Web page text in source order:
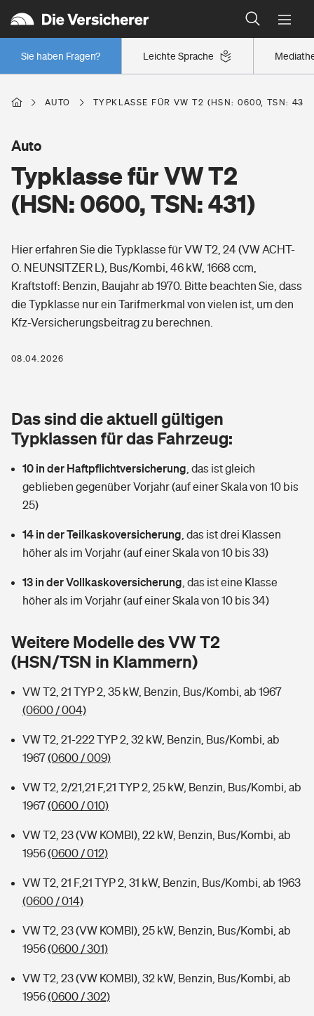
Leichte Sprache
Sie haben Fragen?
Wer versichert was: Jetzt Versicherer finden
Regionalklassen: So ist Ihre Region eingestuft
Wer versichert was: Jetzt Versicherer finden
Berufsunfähigkeitsversicherung
Erwerbsunfähigkeitsversicherung
Grundfähigkeitsversicherung
Arbeitsrechtsschutz
Berufshaftpflichtversicherung
Zur Übersicht
Tools
Wer versichert was: Jetzt Versicherer finden
Sie haben Fragen?
Wohnen
Elementarversicherung
Glasversicherung
Mietkautionsversicherung
Restkreditversicherung
Hochwasser-Check: Wie gefährdet ist Ihr Haus?
Wer versichert was: Jetzt Versicherer finden
Sie haben Fragen?
Freizeit
Pri­vate Haft­pflicht­
Kinderunfall­ver­si­che­rung
Kinderinvalidität
Hundehalter-Haftpflicht
Private Cyberversicherung
Musikinstrumentenversicherung
Zur Übersicht
Tools
Kinderunfall-Check: Mehr Sicherheit für deine Kids
Sie haben Fragen?
Gesundheit
Private Krankenversicherung
Dread-Disease-Versicherung
Tierkrankenversicherung
Zur Übersicht
Tools
Wer versichert was: Jetzt Versicherer finden
Sie haben Fragen?
Rentenrechner: Wie viel Geld bekomme ich im Alter?
AUTO TYPKLASSE FÜR VW T2 (HSN: 0600, TSN: 431)
Typklasse für VW T2
(HSN: 0600, TSN: 431)
Auto
Hier erfahren Sie die Typklasse für VW T2, 24 (VW ACHT-
O. NEUNSITZER L), Bus/Kombi, 46 kW, 1668 ccm,
Kraftstoff: Benzin, Baujahr ab 1970. Bitte beachten Sie, dass
die Typklasse nur ein Tarifmerkmal von vielen ist, um den
Kfz-Versicherungsbeitrag zu berechnen.
08.04.2026
Das sind die aktuell gültigen
Typklassen für das Fahrzeug:
10 in der Haftpflichtversicherung das ist gleich
geblieben gegenüber Vorjahr (auf einer Skala von 10 bis
25)
14 in der Teilkaskoversicherung das ist drei Klassen
höher als im Vorjahr (auf einer Skala von 10 bis 33)
13 in der Vollkaskoversicherung das ist eine Klasse
höher als im Vorjahr (auf einer Skala von 10 bis 34)
Weitere Modelle des VW T2
(HSN/TSN in Klammern)
VW T2, 21 TYP 2, 35 kW, Benzin, Bus/Kombi, ab 1967
(0600 / 004)
VW T2, 21-222 TYP 2, 32 kW, Benzin, Bus/Kombi, ab
1967(0600 / 009)
VW T2, 2/21,21 F,21 TYP 2, 25 kW, Benzin, Bus/Kombi, ab
1967(0600 / 010)
VW T2, 23 (VW KOMBI), 22 kW, Benzin, Bus/Kombi, ab
1956(0600 / 012)
VW T2, 21 F,21 TYP 2, 31 kW, Benzin, Bus/Kombi, ab 1963
(0600 / 014)
VW T2, 23 (VW KOMBI), 25 kW, Benzin, Bus/Kombi, ab
1956(0600 / 301)
VW T2, 23 (VW KOMBI), 32 kW, Benzin, Bus/Kombi, ab
1956(0600 / 302)